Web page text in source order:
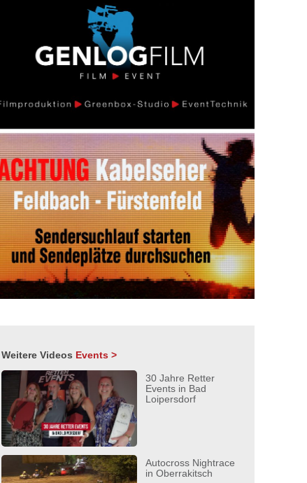
Weitere Videos Events >
30 Jahre Retter
Events in Bad
Loipersdorf
Autocross Nightrace
in Oberrakitsch